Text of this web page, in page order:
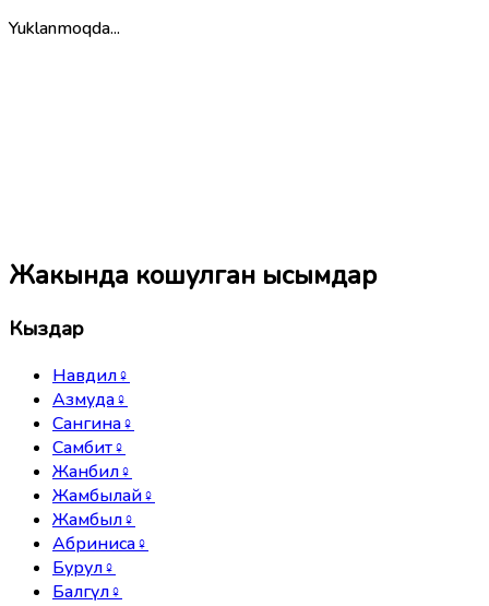
Yuklanmoqda...
Жакында кошулган ысымдар
Кыздар
Навдил♀
Азмуда♀
Сангина♀
Самбит♀
Жанбил♀
Жамбылай♀
Жамбыл♀
Абриниса♀
Бурул♀
Балгүл♀